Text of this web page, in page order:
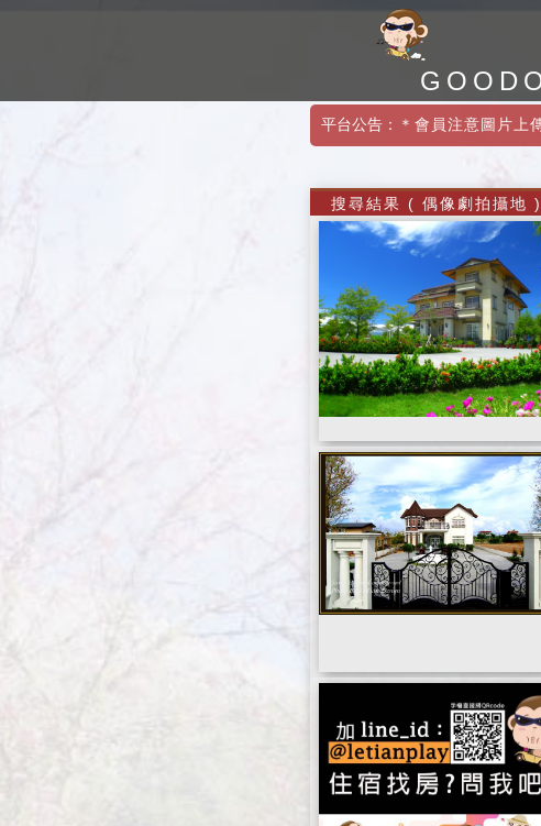
平台公告： ＊會員注意圖片上
搜尋結果 ( 偶像劇拍攝地